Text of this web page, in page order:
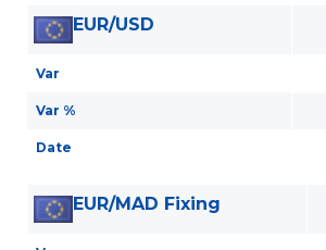
EUR/USD
Var
Var %
Date
EUR/MAD Fixing